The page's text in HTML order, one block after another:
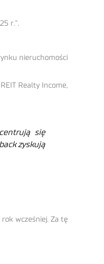
r.”.
nieruchomości
Realty Income,
się
zyskują
wcześniej. Za tę